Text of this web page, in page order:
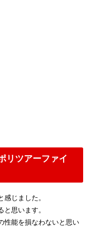
リツアーファイ
感じました。
と思います。
性能を損なわないと思い